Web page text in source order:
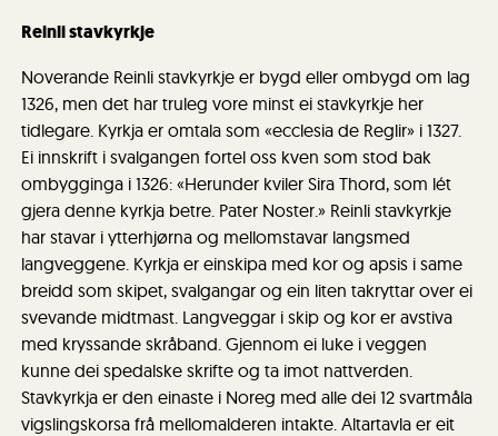
Reinli stavkyrkje
Noverande Reinli stavkyrkje er bygd eller ombygd om lag
1326, men det har truleg vore minst ei stavkyrkje her
tidlegare. Kyrkja er omtala som «ecclesia de Reglir» i 1327.
Ei innskrift i svalgangen fortel oss kven som stod bak
ombygginga i 1326: «Herunder kviler Sira Thord, som lét
gjera denne kyrkja betre. Pater Noster.» Reinli stavkyrkje
har stavar i ytterhjørna og mellomstavar langsmed
langveggene. Kyrkja er einskipa med kor og apsis i same
breidd som skipet, svalgangar og ein liten takryttar over ei
svevande midtmast. Langveggar i skip og kor er avstiva
med kryssande skråband. Gjennom ei luke i veggen
kunne dei spedalske skrifte og ta imot nattverden.
Stavkyrkja er den einaste i Noreg med alle dei 12 svartmåla
vigslingskorsa frå mellomalderen intakte. Altartavla er eit